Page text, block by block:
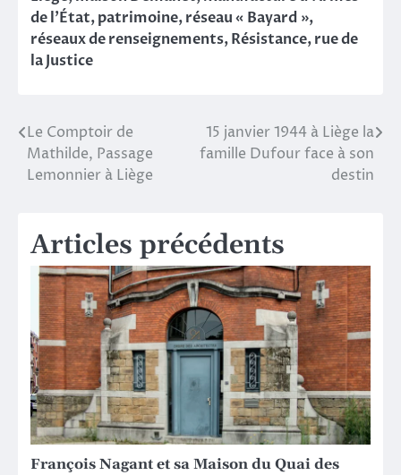
de l’État,patrimoine,réseau « Bayard »,
réseaux de renseignements,Résistance,rue de
la Justice
Navigation
de
Le Comptoir de
Mathilde, Passage
Lemonnier à Liège
15 janvier 1944 à Liège la
famille Dufour face à son
destin
Articles précédents
François Nagant et sa Maison du Quai des